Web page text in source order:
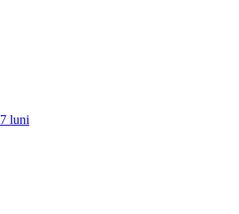
7 luni